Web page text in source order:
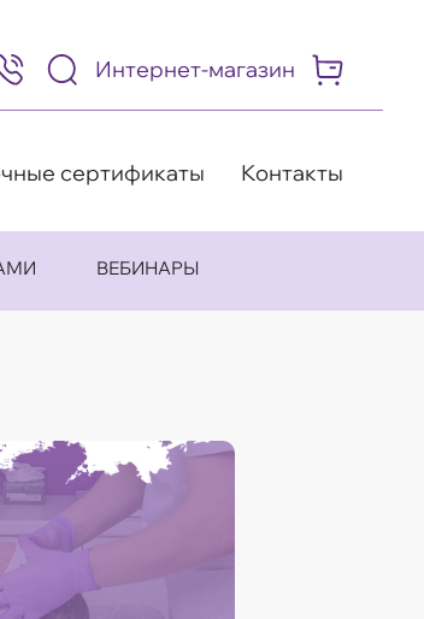
(495)
Интернет-магазин
сертификаты Контакты
ВЕБИНАРЫ